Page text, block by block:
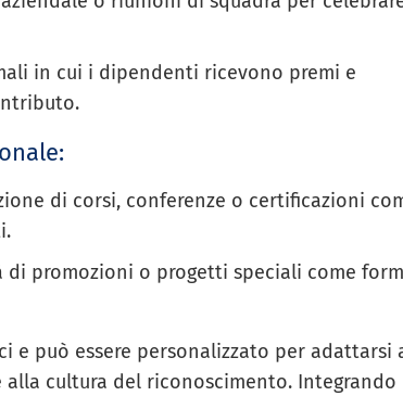
in cui i dipendenti ricevono premi e
di corsi, conferenze o certificazioni
di promozioni o progetti speciali come
e può essere personalizzato per adattarsi
alla cultura del riconoscimento. Integrando